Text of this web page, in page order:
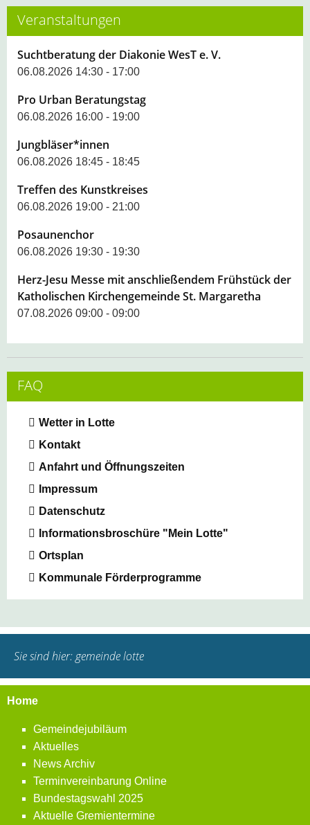
Veranstaltungen
Suchtberatung der Diakonie WesT e. V.
06.08.2026 14:30 - 17:00
Pro Urban Beratungstag
06.08.2026 16:00 - 19:00
Jungbläser*innen
06.08.2026 18:45 - 18:45
Treffen des Kunstkreises
06.08.2026 19:00 - 21:00
Posaunenchor
06.08.2026 19:30 - 19:30
Herz-Jesu Messe mit anschließendem Frühstück der
Katholischen Kirchengemeinde St. Margaretha
07.08.2026 09:00 - 09:00
FAQ
Wetter in Lotte
Kontakt
Anfahrt und Öffnungszeiten
Impressum
Datenschutz
Informationsbroschüre "Mein Lotte"
Ortsplan
Kommunale Förderprogramme
Sie sind hier:gemeinde lotte
Home
Gemeindejubiläum
Aktuelles
News Archiv
Terminvereinbarung Online
Bundestagswahl 2025
Aktuelle Gremientermine